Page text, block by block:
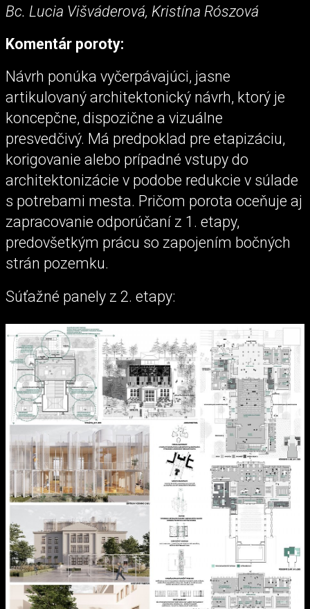
Bc. Lucia Višváderová, Kristína Rószová
Komentár poroty:
Návrh ponúka vyčerpávajúci, jasne
artikulovaný architektonický návrh, ktorý je
koncepčne, dispozične a vizuálne
presvedčivý. Má predpoklad pre etapizáciu,
korigovanie alebo prípadné vstupy do
architektonizácie v podobe redukcie v súlade
s potrebami mesta. Pričom porota oceňuje aj
zapracovanie odporúčaní z 1. etapy,
predovšetkým prácu so zapojením bočných
strán pozemku.
Súťažné panely z 2. etapy: